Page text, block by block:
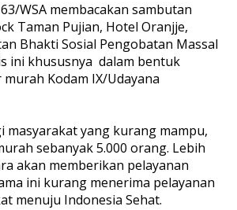
WSA membacakan sambutan
Taman Pujian, Hotel Oranjje,
Bhakti Sosial Pengobatan Massal
ini khususnya dalam bentuk
Kodam IX/Udayana
yang kurang mampu,
sebanyak 5.000 orang. Lebih
akan memberikan pelayanan
ini kurang menerima pelayanan
menuju Indonesia Sehat.